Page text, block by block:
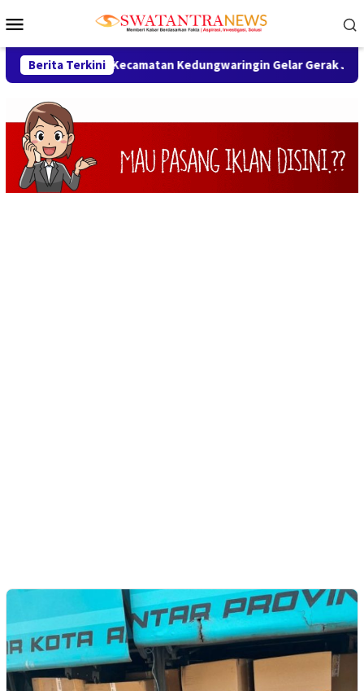
ke
Mobile
Berita Terkini
RI ke-81, Kecamatan Kedungwaringin Gelar Gerak Jalan,